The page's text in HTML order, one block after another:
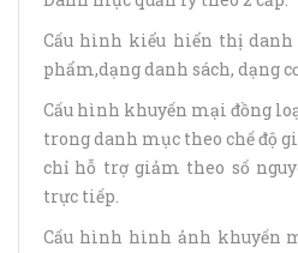
Cấu hình kiểu hiển thị danh
phẩm,dạng danh sách, dạng
Cấu hình khuyến mại đồng
trong danh mục theo chế độ
chỉ hỗ trợ giảm theo số
trực tiếp.
Cấu hình hình ảnh khuyến